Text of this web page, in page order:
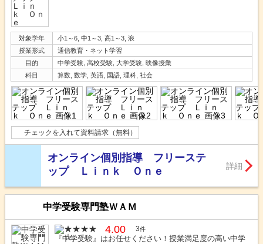
対象学年
小1～6, 中1～3, 高1～3, 浪
授業形式
通信教育・ネット学習
目的
中学受験, 高校受験, 大学受験, 映像授業
科目
算数, 数学, 英語, 国語, 理科, 社会
チェックを入れて資料請求（無料）
オンライン個別指導 フリーステ
ップ Ｌｉｎｋ Ｏｎｅ
詳細
中学受験専門塾ＷＡＭ
4.00 3件
『中学受験』はお任せください！授業満足度の高い中学